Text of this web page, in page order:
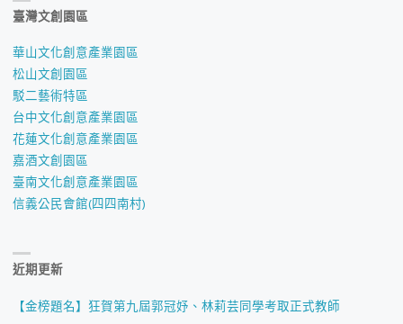
臺灣文創園區
華山文化創意產業園區
松山文創園區
駁二藝術特區
台中文化創意產業園區
花蓮文化創意產業園區
嘉酒文創園區
臺南文化創意產業園區
信義公民會館(四四南村)
近期更新
【金榜題名】狂賀第九屆郭冠妤、林莉芸同學考取正式教師